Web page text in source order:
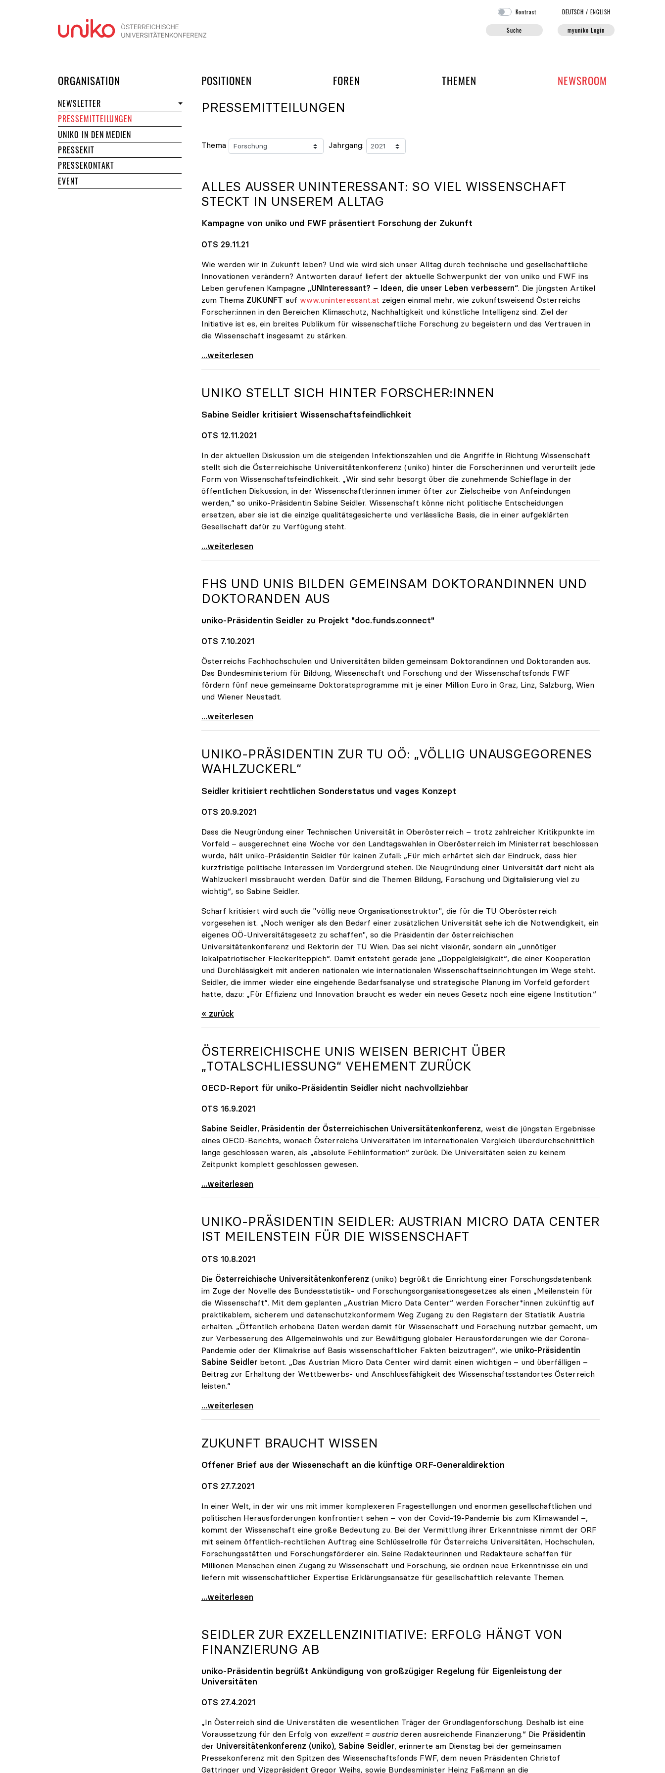
Kontrast DEUTSCH /ENGLISH
Suche myuniko Login
ORGANISATION POSITIONEN FOREN UND ARBEITSGRUPPEN DER UNIKO
THEMEN NEWSROOM
NEWSLETTER
PRESSEMITTEILUNGEN
UNIKO IN DEN MEDIEN
PRESSEKIT
PRESSEKONTAKT
EVENT
PRESSEMITTEILUNGEN
Thema Jahrgang:
ALLES AUSSER UNINTERESSANT: SO VIEL WISSENSCHAFT S
TECKT IN UNSEREM ALLTAG
Kampagne von uniko und FWF präsentiert Forschung der Zukunft
OTS 29.11.21
Wie werden wir in Zukunft leben? Und wie wird sich unser Alltag durch technische und gesellschaftliche
Innovationen verändern? Antworten darauf liefert der aktuelle Schwerpunkt der von uniko und FWF ins
Leben gerufenen Kampagne „UNInteressant? – Ideen, die unser Leben verbessern“. Die jüngsten Artikel
zum Thema ZUKUNFT auf www.uninteressant.at zeigen einmal mehr, wie zukunftsweisend Österreichs
Forscher:innen in den Bereichen Klimaschutz, Nachhaltigkeit und künstliche Intelligenz sind. Ziel der
Initiative ist es, ein breites Publikum für wissenschaftliche Forschung zu begeistern und das Vertrauen in
die Wissenschaft insgesamt zu stärken.
Alles außer UNInteressant: So viel Wissenschaft
...weiterlesen
UNIKO STELLT SICH HINTER FORSCHER:INNEN
Sabine Seidler kritisiert Wissenschaftsfeindlichkeit
OTS 12.11.2021
In der aktuellen Diskussion um die steigenden Infektionszahlen und die Angriffe in Richtung Wissenschaft
stellt sich die Österreichische Universitätenkonferenz (uniko) hinter die Forscher:innen und verurteilt jede
Form von Wissenschaftsfeindlichkeit. „Wir sind sehr besorgt über die zunehmende Schieflage in der
öffentlichen Diskussion, in der Wissenschaftler:innen immer öfter zur Zielscheibe von Anfeindungen
werden,“ so uniko-Präsidentin Sabine Seidler. Wissenschaft könne nicht politische Entscheidungen
ersetzen, aber sie ist die einzige qualitätsgesicherte und verlässliche Basis, die in einer aufgeklärten
Gesellschaft dafür zu Verfügung steht.
uniko stellt sich hinter Forscher:innen
...weiterlesen
FHS UND UNIS BILDEN GEMEINSAM DOKTORANDINNEN UND
DOKTORANDEN AUS
uniko-Präsidentin Seidler zu Projekt "doc.funds.connect"
OTS 7.10.2021
Österreichs Fachhochschulen und Universitäten bilden gemeinsam Doktorandinnen und Doktoranden aus.
Das Bundesministerium für Bildung, Wissenschaft und Forschung und der Wissenschaftsfonds FWF
fördern fünf neue gemeinsame Doktoratsprogramme mit je einer Million Euro in Graz, Linz, Salzburg, Wien
und Wiener Neustadt.
FHs und Unis bilden gemeinsam Doktorandinnen und
...weiterlesen
UNIKO-PRÄSIDENTIN ZUR TU OÖ: „VÖLLIG UNAUSGEGORENES
WAHLZUCKERL“
Seidler kritisiert rechtlichen Sonderstatus und vages Konzept
OTS 20.9.2021
Dass die Neugründung einer Technischen Universität in Oberösterreich – trotz zahlreicher Kritikpunkte im
Vorfeld – ausgerechnet eine Woche vor den Landtagswahlen in Oberösterreich im Ministerrat beschlossen
wurde, hält uniko-Präsidentin Seidler für keinen Zufall: „Für mich erhärtet sich der Eindruck, dass hier
kurzfristige politische Interessen im Vordergrund stehen. Die Neugründung einer Universität darf nicht als
Wahlzuckerl missbraucht werden. Dafür sind die Themen Bildung, Forschung und Digitalisierung viel zu
wichtig“, so Sabine Seidler.
Scharf kritisiert wird auch die "völlig neue Organisationsstruktur", die für die TU Oberösterreich
vorgesehen ist. „Noch weniger als den Bedarf einer zusätzlichen Universität sehe ich die Notwendigkeit, ein
eigenes OÖ-Universitätsgesetz zu schaffen", so die Präsidentin der österreichischen
Universitätenkonferenz und Rektorin der TU Wien. Das sei nicht visionär, sondern ein „unnötiger
lokalpatriotischer Fleckerlteppich“. Damit entsteht gerade jene „Doppelgleisigkeit“, die einer Kooperation
und Durchlässigkeit mit anderen nationalen wie internationalen Wissenschaftseinrichtungen im Wege steht.
Seidler, die immer wieder eine eingehende Bedarfsanalyse und strategische Planung im Vorfeld gefordert
hatte, dazu: „Für Effizienz und Innovation braucht es weder ein neues Gesetz noch eine eigene Institution.“
« zurück
ÖSTERREICHISCHE UNIS WEISEN BERICHT ÜBER
„TOTALSCHLIESSUNG“ VEHEMENT ZURÜCK
OECD-Report für uniko-Präsidentin Seidler nicht nachvollziehbar
OTS 16.9.2021
Sabine Seidler, Präsidentin der Österreichischen Universitätenkonferenz, weist die jüngsten Ergebnisse
eines OECD-Berichts, wonach Österreichs Universitäten im internationalen Vergleich überdurchschnittlich
lange geschlossen waren, als „absolute Fehlinformation“ zurück. Die Universitäten seien zu keinem
Zeitpunkt komplett geschlossen gewesen.
Österreichische Unis weisen Bericht über
...weiterlesen
UNIKO-PRÄSIDENTIN SEIDLER: AUSTRIAN MICRO DATA CENTER
IST MEILENSTEIN FÜR DIE WISSENSCHAFT
OTS 10.8.2021
Die Österreichische Universitätenkonferenz (uniko) begrüßt die Einrichtung einer Forschungsdatenbank
im Zuge der Novelle des Bundesstatistik- und Forschungsorganisationsgesetzes als einen „Meilenstein für
die Wissenschaft“. Mit dem geplanten „Austrian Micro Data Center“ werden Forscher*innen zukünftig auf
praktikablem, sicherem und datenschutzkonformem Weg Zugang zu den Registern der Statistik Austria
erhalten. „Öffentlich erhobene Daten werden damit für Wissenschaft und Forschung nutzbar gemacht, um
zur Verbesserung des Allgemeinwohls und zur Bewältigung globaler Herausforderungen wie der Corona-
Pandemie oder der Klimakrise auf Basis wissenschaftlicher Fakten beizutragen“, wie uniko-Präsidentin
Sabine Seidler betont. „Das Austrian Micro Data Center wird damit einen wichtigen – und überfälligen –
Beitrag zur Erhaltung der Wettbewerbs- und Anschlussfähigkeit des Wissenschaftsstandortes Österreich
leisten.“
uniko-Präsidentin Seidler: Austrian Micro Data
...weiterlesen
ZUKUNFT BRAUCHT WISSEN
Offener Brief aus der Wissenschaft an die künftige ORF-Generaldirektion
OTS 27.7.2021
In einer Welt, in der wir uns mit immer komplexeren Fragestellungen und enormen gesellschaftlichen und
politischen Herausforderungen konfrontiert sehen – von der Covid-19-Pandemie bis zum Klimawandel –,
kommt der Wissenschaft eine große Bedeutung zu. Bei der Vermittlung ihrer Erkenntnisse nimmt der ORF
mit seinem öffentlich-rechtlichen Auftrag eine Schlüsselrolle für Österreichs Universitäten, Hochschulen,
Forschungsstätten und Forschungsförderer ein. Seine Redakteurinnen und Redakteure schaffen für
Millionen Menschen einen Zugang zu Wissenschaft und Forschung, sie ordnen neue Erkenntnisse ein und
liefern mit wissenschaftlicher Expertise Erklärungsansätze für gesellschaftlich relevante Themen.
Zukunft braucht Wissen
...weiterlesen
SEIDLER ZUR EXZELLENZINITIATIVE: ERFOLG HÄNGT VON
FINANZIERUNG AB
uniko-Präsidentin begrüßt Ankündigung von großzügiger Regelung für Eigenleistung der
Universitäten
OTS 27.4.2021
„In Österreich sind die Universtäten die wesentlichen Träger der Grundlagenforschung. Deshalb ist eine
Voraussetzung für den Erfolg von exzellent = austriaderen ausreichende Finanzierung.“ Die Präsidentin
der Universitätenkonferenz (uniko), Sabine Seidler, erinnerte am Dienstag bei der gemeinsamen
Pressekonferenz mit den Spitzen des Wissenschaftsfonds FWF, dem neuen Präsidenten Christof
Gattringer und Vizepräsident Gregor Weihs, sowie Bundesminister Heinz Faßmann an die